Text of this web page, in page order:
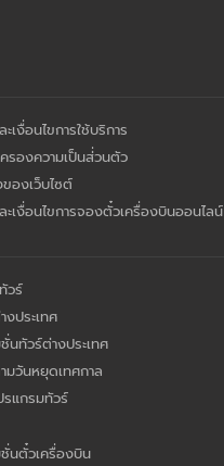
เงื่อนไขการใช้บริการ
รองความเป็นส่่วนตัว
องเว็บไซต์
เงื่อนไขการจองตั๋วเครื่องบินออนไลน์
วร์
งประเทศ
ชั่นทัวร์ต่างประเทศ
มวันหยุดเทศกาล
รแกรมทัวร์
ชั่นตั๋วเครื่องบิน